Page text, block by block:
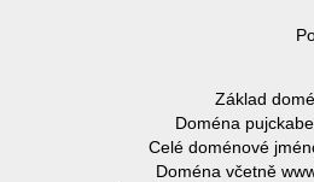
Základ
Doména
Celé doménové
Doména včetně